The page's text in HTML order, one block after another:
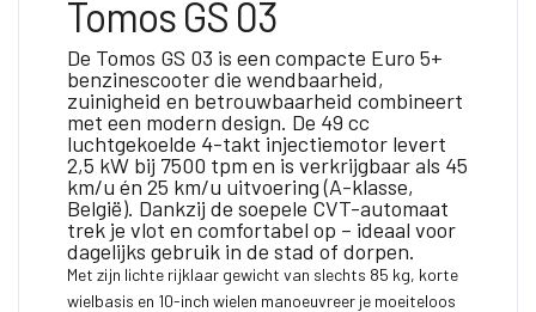
Tomos GS 03
De Tomos GS 03 is een compacte Euro 5+
benzinescooter die wendbaarheid,
zuinigheid en betrouwbaarheid combineert
met een modern design. De 49 cc
luchtgekoelde 4-takt injectiemotor levert
2,5 kW bij 7500 tpm en is verkrijgbaar als 45
km/u én 25 km/u uitvoering (A-klasse,
België). Dankzij de soepele CVT-automaat
trek je vlot en comfortabel op – ideaal voor
dagelijks gebruik in de stad of dorpen.
Met zijn lichte rijklaar gewicht van slechts 85 kg, korte
wielbasis en 10-inch wielen manoeuvreer je moeiteloos